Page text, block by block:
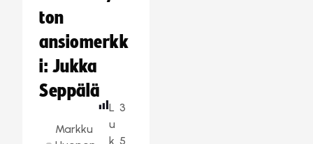
ton
ansiomerkk
i: Jukka
Seppälä
Markku
L
u
k
3
5